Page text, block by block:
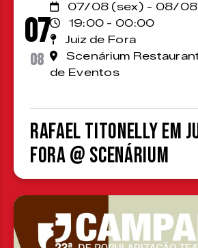
07
08
07/08 (sex) - 08/08
19:00 - 00:00
Juiz de Fora
Scenárium
de Eventos
Rafael Titonelly em
Fora @ Scenárium